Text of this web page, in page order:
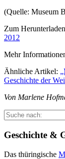
(Quelle: Museum
Zum
2012
Mehr
Ähnliche Artikel:
Geschichte der
Von Marlene
Suche
nach:
Geschichte &
Das thüringische